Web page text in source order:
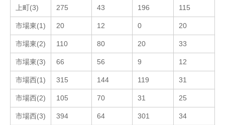
上町(3) 275 43 196 115
市場東(1) 20 12 0 20
市場東(2) 110 80 20 33
市場東(3) 66 56 9 12
市場西(1) 315 144 119 31
市場西(2) 105 70 31 25
市場西(3) 394 64 301 34